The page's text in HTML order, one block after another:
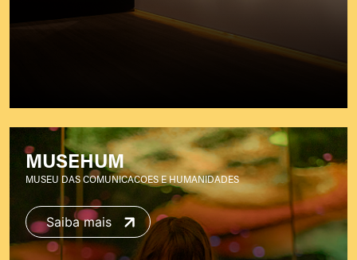
MUSEHUM
MUSEU DAS COMUNICACOES E HUMANIDADES
Saiba mais